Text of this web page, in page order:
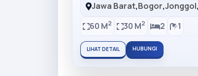
Jawa Barat,Bogor,Jonggol,
60 M2 30 M2 2 1
LIHAT DETAIL HUBUNGI